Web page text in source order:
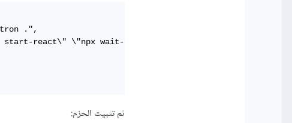
.",
react\" \"npx wait-on http://localhost:3000 &&  npm
ثم تثبيت الحزم: